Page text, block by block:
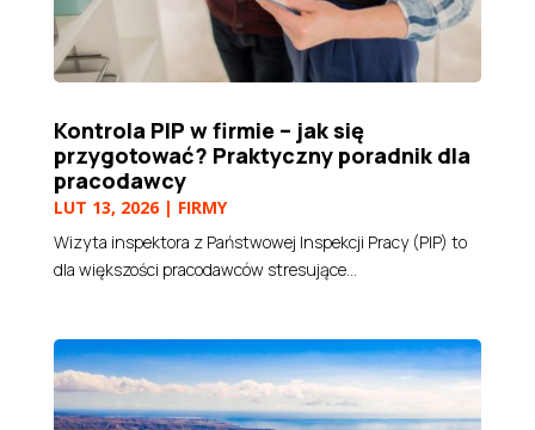
Kontrola PIP w firmie – jak się
przygotować? Praktyczny poradnik dla
pracodawcy
LUT 13, 2026| FIRMY
Wizyta inspektora z Państwowej Inspekcji Pracy (PIP) to
dla większości pracodawców stresujące...